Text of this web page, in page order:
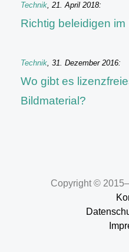
Technik, 21. April 2018:
Richtig beleidigen im
Technik, 31. Dezember 2016:
Wo gibt es
Bildmaterial?
Copyright ©